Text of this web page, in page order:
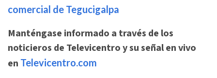
comercial de Tegucigalpa
Manténgase informado a través de los
noticieros de Televicentro y su señal en vivo
en Televicentro.com